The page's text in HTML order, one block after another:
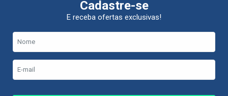
Cadastre-se
E receba ofertas exclusivas!